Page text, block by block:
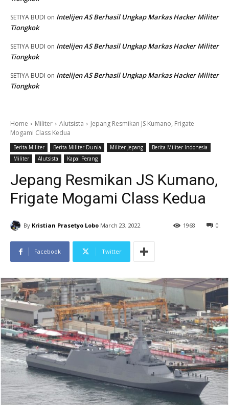
SETIYA BUDI on Intelijen AS Berhasil Ungkap Markas Hacker Militer
Tiongkok
SETIYA BUDI on Intelijen AS Berhasil Ungkap Markas Hacker Militer
Tiongkok
SETIYA BUDI on Intelijen AS Berhasil Ungkap Markas Hacker Militer
Tiongkok